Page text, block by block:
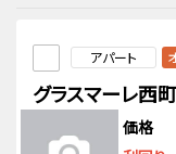
アパート
グラスマーレ西町
価格